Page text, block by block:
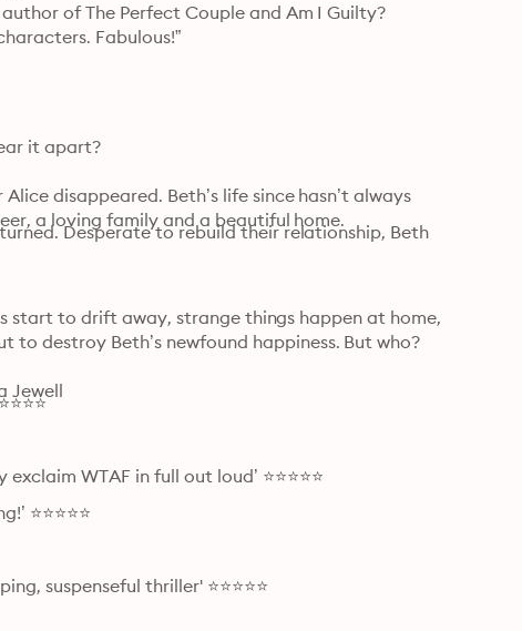
of The Perfect Couple and Am I Guilty?
Fabulous!”
it apart?
disappeared. Beth’s life since hasn’t always
a loving family and a beautiful home.
Desperate to rebuild their relationship, Beth
start to drift away, strange things happen at home,
to destroy Beth’s newfound happiness. But who?
Jewell
WTAF in full out loud’ ⭐⭐⭐⭐⭐
suspenseful thriller' ⭐⭐⭐⭐⭐